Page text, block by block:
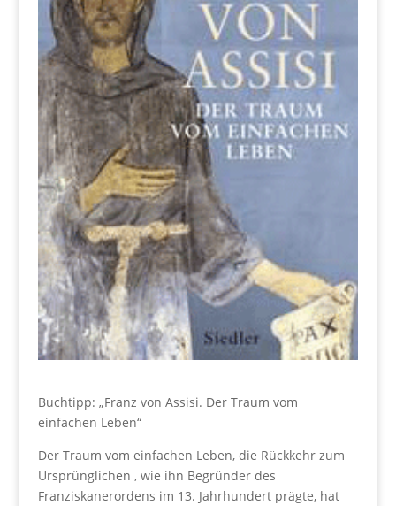
Buchtipp: „Franz von Assisi. Der Traum vom
einfachen Leben“
Der Traum vom einfachen Leben, die Rückkehr zum
Ursprünglichen , wie ihn Begründer des
Franziskanerordens im 13. Jahrhundert prägte, hat